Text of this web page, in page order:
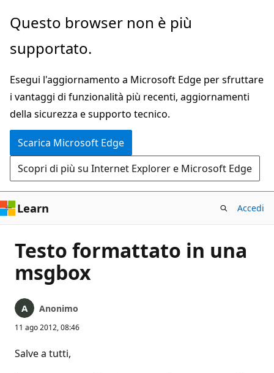
Ignora
passa
contenuto
principale
Questo browser non è più
supportato.
Esegui l'aggiornamento a Microsoft Edge per sfruttare
i vantaggi di funzionalità più recenti, aggiornamenti
della sicurezza e supporto tecnico.
Scarica Microsoft Edge
Scopri di più su Internet Explorer e Microsoft Edge
Learn Accedi
Testo formattato in una
msgbox
Anonimo
11 ago 2012, 08:46
Salve a tutti,